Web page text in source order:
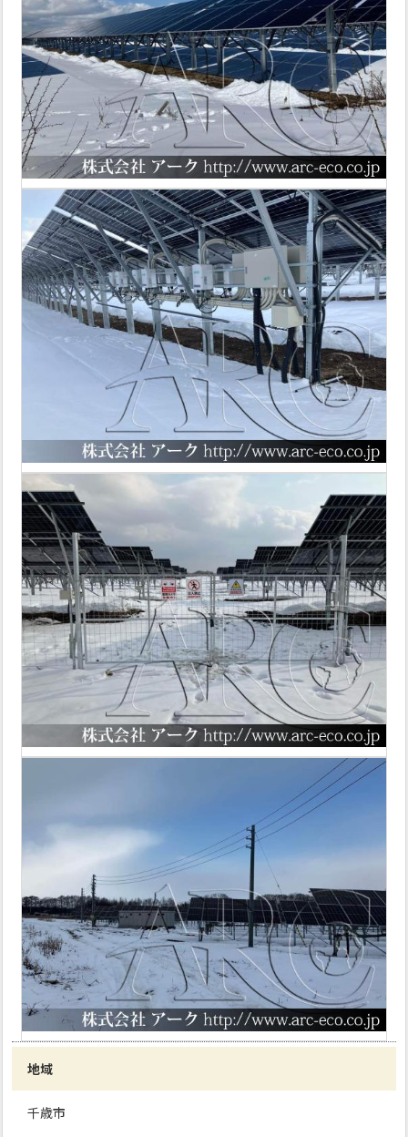
地域
千歳市